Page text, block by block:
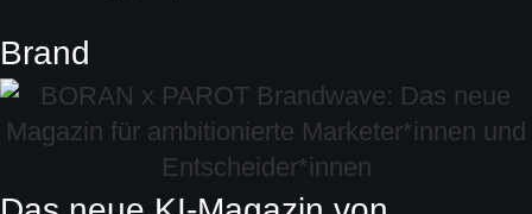
Brand